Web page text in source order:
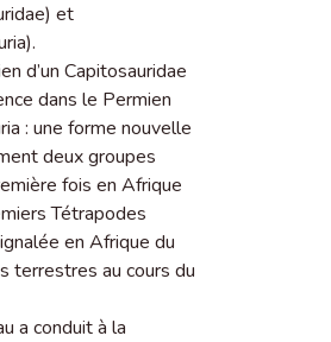
et
d’un Capitosauridae
dans le Permien
: une forme nouvelle
deux groupes
fois en Afrique
Tétrapodes
en Afrique du
terrestres au cours du
a conduit à la